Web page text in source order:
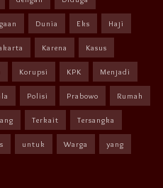
Dunia Eks Haji
Karena Kasus
Korupsi KPK Menjadi
Polisi Prabowo Rumah
Terkait Tersangka
untuk Warga yang